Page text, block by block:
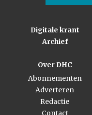
Digitale krant
Archief
Over DHC
Abonnementen
Adverteren
Redactie
Contact